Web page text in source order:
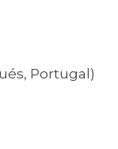
Portugal )